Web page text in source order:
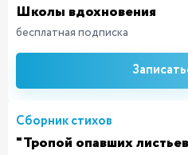
Школы вдохновения
бесплатная подписка
Сборник стихов
"Тропой опавших